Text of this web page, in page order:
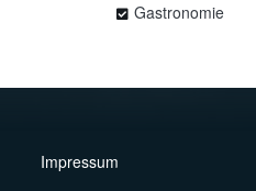
Gastronomie
Impressum